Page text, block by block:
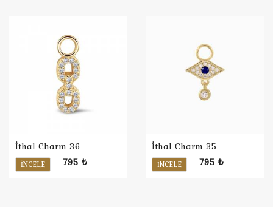
İthal Charm 36
İNCELE 795 ₺
İthal Charm 35
İNCELE 795 ₺